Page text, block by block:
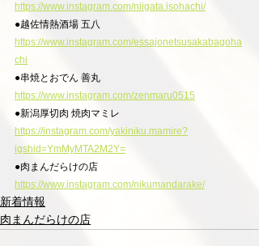
https://www.instagram.com/niigata.isohachi/
●越佐情熱酒場 五八
https://www.instagram.com/essajonetsusakabagoha
chi
●串焼とおでん 善丸
https://www.instagram.com/zenmaru0515
●新潟厚切肉 焼肉マミレ
https://instagram.com/yakiniku.mamire?
igshid=YmMyMTA2M2Y=
●肉まんだらけの店
https://www.instagram.com/nikumandarake/
新着情報
肉まんだらけの店